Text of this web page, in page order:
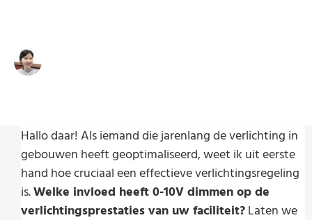
Hallo daar! Als iemand die jarenlang de verlichting in
gebouwen heeft geoptimaliseerd, weet ik uit eerste
hand hoe cruciaal een effectieve verlichtingsregeling
is.Welke invloed heeft 0-10V dimmen op de
verlichtingsprestaties van uw faciliteit? Laten we